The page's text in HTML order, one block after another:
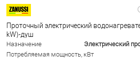
Проточный электрический
kW)-душ
Назначение
Электрический
Потребляемая мощность, кВт